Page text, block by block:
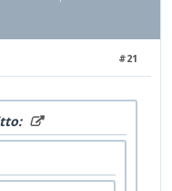
#21